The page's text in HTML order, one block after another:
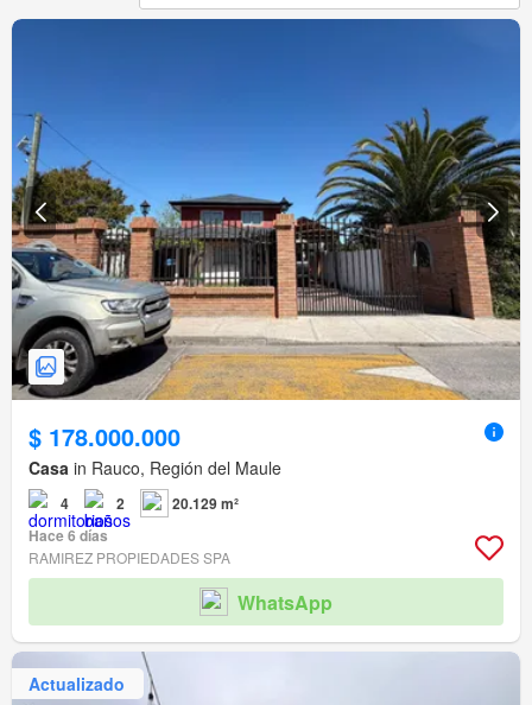
$ 178.000.000
Casa in Rauco, Región del Maule
4 2
20.129 m²
Hace 6 días
RAMIREZ PROPIEDADES SPA
WhatsApp
Actualizado